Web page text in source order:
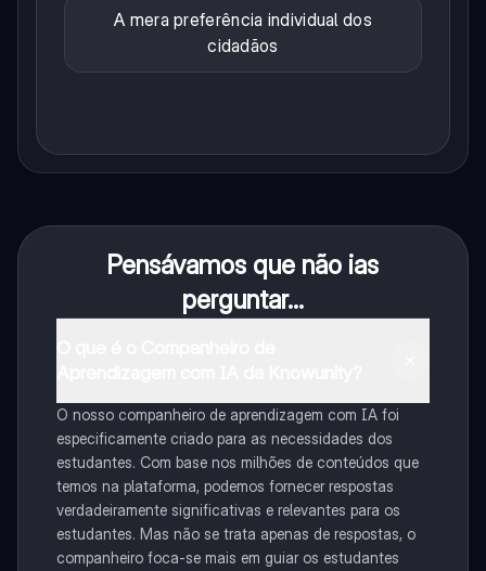
A mera preferência individual dos
cidadãos
Pensávamos que não ias
perguntar...
O nosso companheiro de aprendizagem com IA foi
especificamente criado para as necessidades dos
estudantes. Com base nos milhões de conteúdos que
temos na plataforma, podemos fornecer respostas
verdadeiramente significativas e relevantes para os
estudantes. Mas não se trata apenas de respostas, o
companheiro foca-se mais em guiar os estudantes